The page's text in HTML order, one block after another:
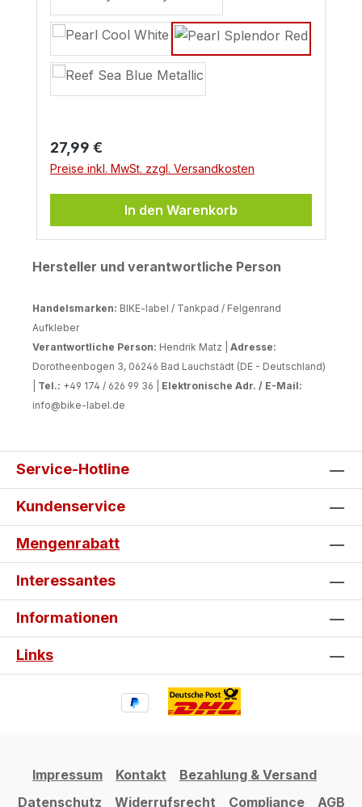
Regulärer Preis:
27,99 €
Preise inkl. MwSt. zzgl. Versandkosten
In den Warenkorb
Hersteller und verantwortliche Person
Handelsmarken: BIKE-label / Tankpad / Felgenrand
Aufkleber
Verantwortliche Person: Hendrik Matz | Adresse:
Dorotheenbogen 3, 06246 Bad Lauchstädt (DE - Deutschland)
Tel.: +49 174 / 626 99 36 | Elektronische Adr. / E-Mail:
info@bike-label.de
Service-Hotline
Kundenservice
Mengenrabatt
Interessantes
Informationen
Links
Impressum Kontakt
Bezahlung & Versand
Datenschutz
Widerrufsrecht Compliance AGB